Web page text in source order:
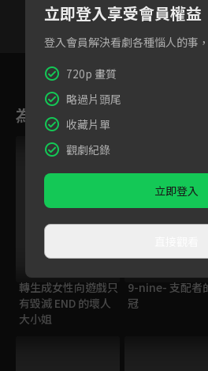
為您推薦
轉生成女性向遊戲只
有毀滅 END 的壞人
大小姐
9-nine- 支配者
冠
立即登入享受會員權益
登入會員解決看劇各種惱人的事
720p 畫質
略過片頭尾
收藏片單
觀劇紀錄
立即登入